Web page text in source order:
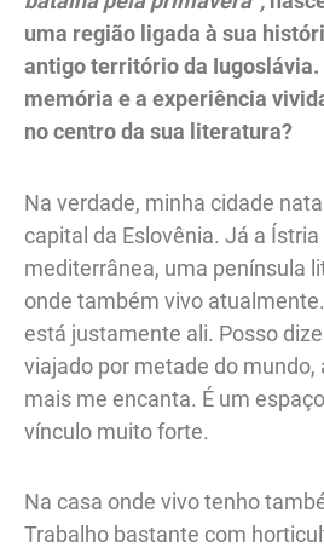
uma região ligada à sua
antigo território da Iugoslávia.
memória e a experiência
no centro da sua literatura?
Na verdade, minha cidade
capital da Eslovênia. Já a
mediterrânea, uma península
onde também vivo
está justamente ali. Posso
viajado por metade do mundo,
mais me encanta. É um
vínculo muito forte.
Na casa onde vivo tenho
Trabalho bastante com